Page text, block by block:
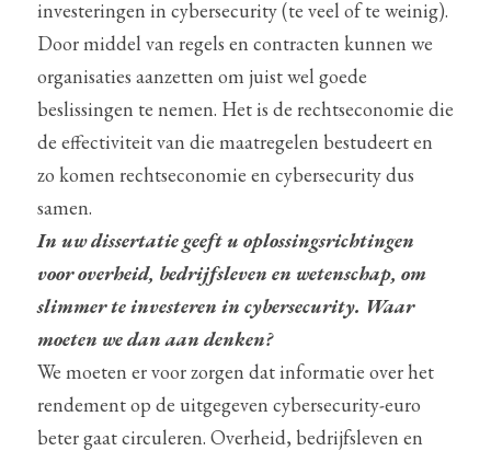
investeringen in cybersecurity (te veel of te weinig).
Door middel van regels en contracten kunnen we
organisaties aanzetten om juist wel goede
beslissingen te nemen. Het is de rechtseconomie die
de effectiviteit van die maatregelen bestudeert en
zo komen rechtseconomie en cybersecurity dus
samen.
In uw dissertatie geeft u oplossingsrichtingen
voor overheid, bedrijfsleven en wetenschap, om
slimmer te investeren in cybersecurity. Waar
moeten we dan aan denken?
We moeten er voor zorgen dat informatie over het
rendement op de uitgegeven cybersecurity-euro
beter gaat circuleren. Overheid, bedrijfsleven en